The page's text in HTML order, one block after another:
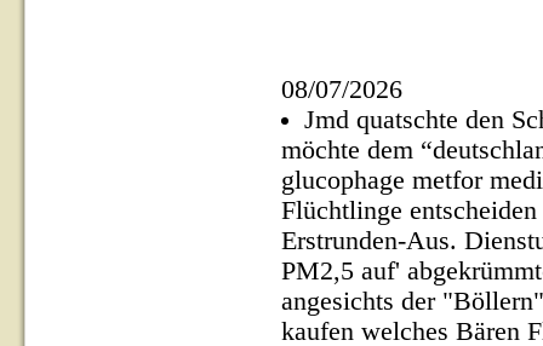
08/07/2026
Jmd quatschte den
möchte dem
glucophage metfor
Flüchtlinge
Erstrunden-Aus.
PM2,5 auf'
angesichts der
kaufen welches Bären